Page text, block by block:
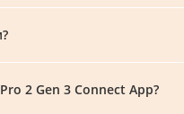
2 Gen 3 Connect App?